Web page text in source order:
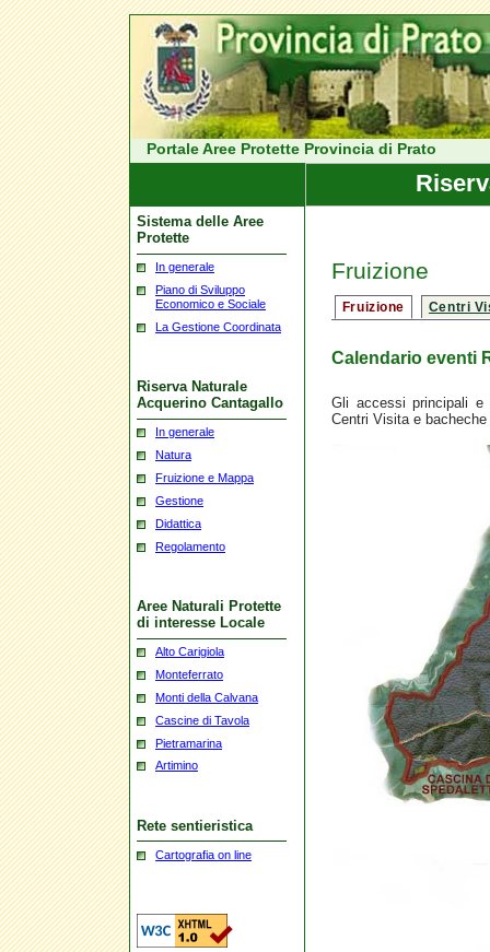
Portale Aree Protette Provincia di Prato
Fruizione
Fruizione Centri
Calendario eventi
Gli accessi principali e
Centri Visita e
Sistema delle Aree
Protette
In generale
Piano di Sviluppo
Economico e Sociale
La Gestione Coordinata
Riserva Naturale
Acquerino Cantagallo
In generale
Natura
Fruizione e Mappa
Gestione
Didattica
Regolamento
Aree Naturali Protette
di interesse Locale
Alto Carigiola
Monteferrato
Monti della Calvana
Cascine di Tavola
Pietramarina
Artimino
Rete sentieristica
Cartografia on line